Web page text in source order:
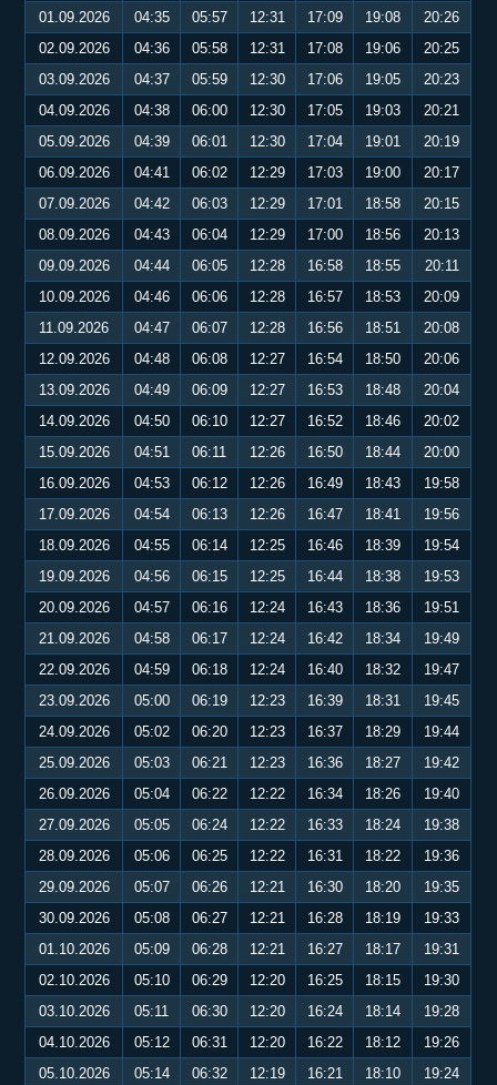
01.09.2026
04:35 05:57 12:31 17:09 19:08
20:26
02.09.2026
04:36 05:58 12:31 17:08 19:06
20:25
03.09.2026
04:37 05:59 12:30 17:06 19:05
20:23
04.09.2026
04:38 06:00 12:30 17:05 19:03
20:21
05.09.2026
04:39 06:01 12:30 17:04 19:01
20:19
06.09.2026
04:41 06:02 12:29 17:03 19:00
20:17
07.09.2026
04:42 06:03 12:29 17:01 18:58
20:15
08.09.2026
04:43 06:04 12:29 17:00 18:56
20:13
09.09.2026
04:44 06:05 12:28 16:58 18:55
20:11
10.09.2026
04:46 06:06 12:28 16:57 18:53
20:09
11.09.2026
04:47 06:07 12:28 16:56 18:51
20:08
12.09.2026
04:48 06:08 12:27 16:54 18:50
20:06
13.09.2026
04:49 06:09 12:27 16:53 18:48
20:04
14.09.2026
04:50 06:10 12:27 16:52 18:46
20:02
15.09.2026
04:51 06:11 12:26 16:50 18:44
20:00
16.09.2026
04:53 06:12 12:26 16:49 18:43
19:58
17.09.2026
04:54 06:13 12:26 16:47 18:41
19:56
18.09.2026
04:55 06:14 12:25 16:46 18:39
19:54
19.09.2026
04:56 06:15 12:25 16:44 18:38
19:53
20.09.2026
04:57 06:16 12:24 16:43 18:36
19:51
21.09.2026
04:58 06:17 12:24 16:42 18:34
19:49
22.09.2026
04:59 06:18 12:24 16:40 18:32
19:47
23.09.2026
05:00 06:19 12:23 16:39 18:31
19:45
24.09.2026
05:02 06:20 12:23 16:37 18:29
19:44
25.09.2026
05:03 06:21 12:23 16:36 18:27
19:42
26.09.2026
05:04 06:22 12:22 16:34 18:26
19:40
27.09.2026
05:05 06:24 12:22 16:33 18:24
19:38
28.09.2026
05:06 06:25 12:22 16:31 18:22
19:36
29.09.2026
05:07 06:26 12:21 16:30 18:20
19:35
30.09.2026
05:08 06:27 12:21 16:28 18:19
19:33
01.10.2026
05:09 06:28 12:21 16:27 18:17
19:31
02.10.2026
05:10 06:29 12:20 16:25 18:15
19:30
03.10.2026
05:11 06:30 12:20 16:24 18:14
19:28
04.10.2026
05:12 06:31 12:20 16:22 18:12
19:26
05.10.2026
05:14 06:32 12:19 16:21 18:10
19:24